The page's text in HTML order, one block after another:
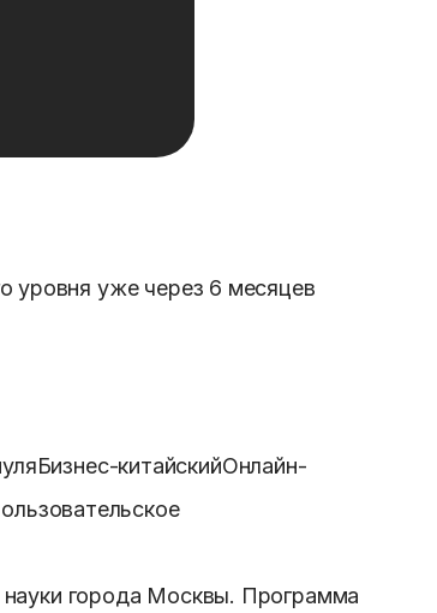
уровня уже через 6 месяцев
Бизнес-китайскийОнлайн-
города Москвы. Программа